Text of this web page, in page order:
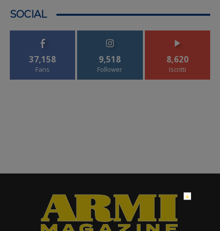
SOCIAL
37,158
Fans
9,518
Follower
8,620
Iscritti
×